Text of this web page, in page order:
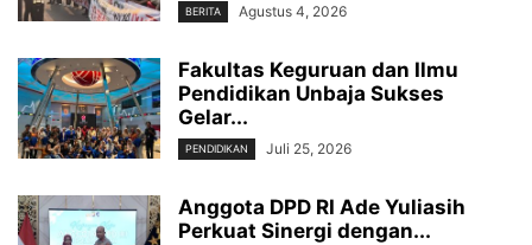
BERITA Agustus 4, 2026
Fakultas Keguruan dan Ilmu
Pendidikan Unbaja Sukses
Gelar...
PENDIDIKAN Juli 25, 2026
Anggota DPD RI Ade Yuliasih
Perkuat Sinergi dengan...